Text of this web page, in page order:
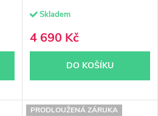
Skladem
4 690 Kč
DO KOŠÍKU
PRODLOUŽENÁ ZÁRUKA